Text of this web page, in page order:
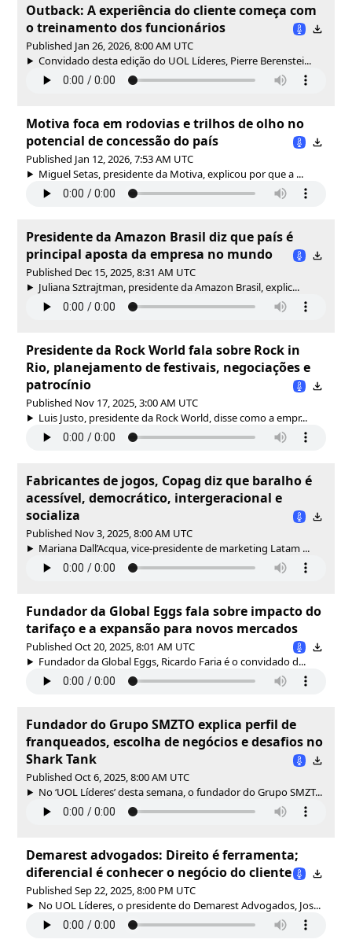
Outback: A experiência do cliente começa com
o treinamento dos funcionários
Published Jan 26, 2026, 8:00 AM UTC
Convidado desta edição do UOL Líderes, Pierre Berenstei...
Motiva foca em rodovias e trilhos de olho no
potencial de concessão do país
Published Jan 12, 2026, 7:53 AM UTC
Miguel Setas, presidente da Motiva, explicou por que a ...
Presidente da Amazon Brasil diz que país é
principal aposta da empresa no mundo
Published Dec 15, 2025, 8:31 AM UTC
Juliana Sztrajtman, presidente da Amazon Brasil, explic...
Presidente da Rock World fala sobre Rock in
Rio, planejamento de festivais, negociações e
patrocínio
Published Nov 17, 2025, 3:00 AM UTC
Luis Justo, presidente da Rock World, disse como a empr...
Fabricantes de jogos, Copag diz que baralho é
acessível, democrático, intergeracional e
socializa
Published Nov 3, 2025, 8:00 AM UTC
Mariana Dall’Acqua, vice-presidente de marketing Latam ...
Fundador da Global Eggs fala sobre impacto do
tarifaço e a expansão para novos mercados
Published Oct 20, 2025, 8:01 AM UTC
Fundador da Global Eggs, Ricardo Faria é o convidado d...
Fundador do Grupo SMZTO explica perfil de
franqueados, escolha de negócios e desafios no
Shark Tank
Published Oct 6, 2025, 8:00 AM UTC
No ‘UOL Líderes’ desta semana, o fundador do Grupo SMZT...
Demarest advogados: Direito é ferramenta;
diferencial é conhecer o negócio do cliente
Published Sep 22, 2025, 8:00 PM UTC
No UOL Líderes, o presidente do Demarest Advogados, Jos...